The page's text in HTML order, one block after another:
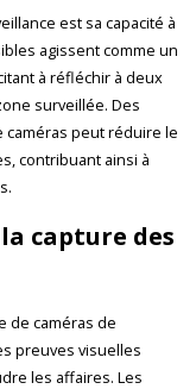
est sa capacité à
agissent comme un
à réfléchir à deux
surveillée. Des
peut réduire le
contribuant ainsi à
capture des
de caméras de
preuves visuelles
les affaires. Les